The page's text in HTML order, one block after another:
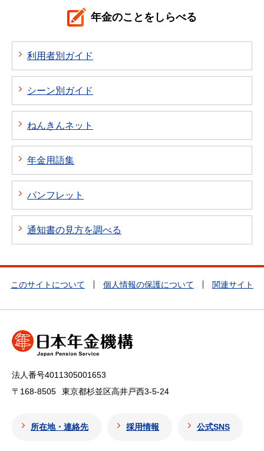
年金のことをしらべる
利用者別ガイド
シーン別ガイド
ねんきんネット
年金用語集
パンフレット
通知書の見方を調べる
このサイトについて 個人情報の保護について 関連サイト
法人番号4011305001653
〒168-8505
東京都杉並区高井戸西3-5-24
所在地・連絡先 採用情報 公式SNS